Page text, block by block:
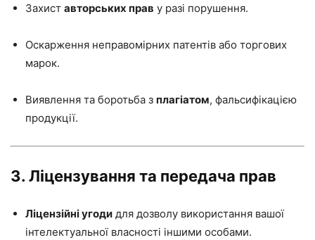
Захист авторських прав у разі порушення.
Оскарження неправомірних патентів або торгових
марок.
Виявлення та боротьба з плагіатом, фальсифікацією
продукції.
3. Ліцензування та передача прав
Ліцензійні угоди для дозволу використання вашої
інтелектуальної власності іншими особами.